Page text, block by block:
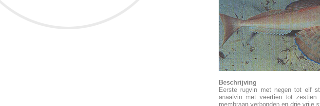
Beschrijving
Eerste rugvin met negen tot elf
anaalvin met veertien tot
membraan verbonden en drie vrije